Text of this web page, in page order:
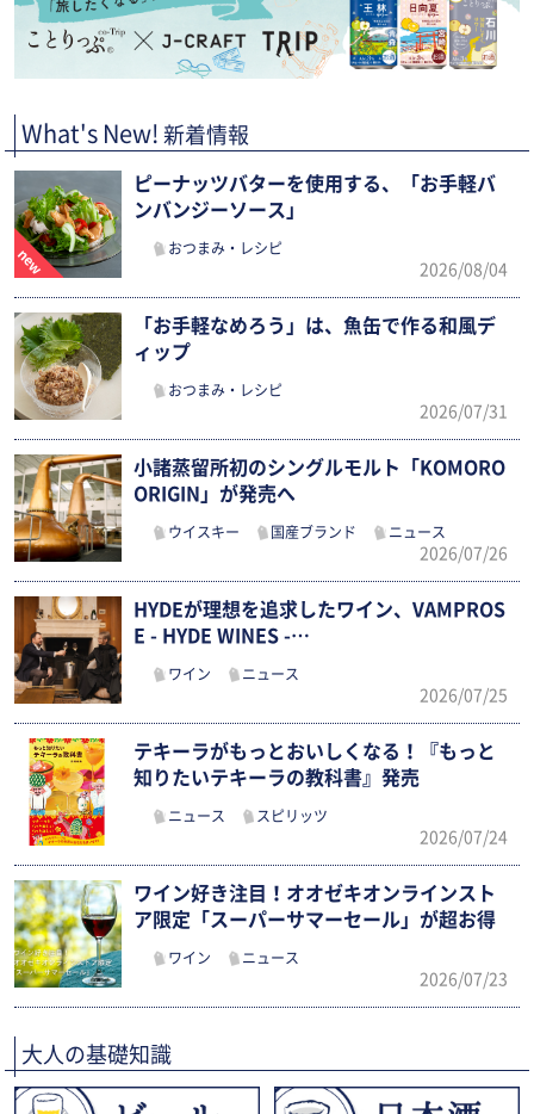
What's New! 新着情報
ピーナッツバターを使用する、「お手軽バ
ンバンジーソース」
おつまみ・レシピ
2026/08/04
「お手軽なめろう」は、魚缶で作る和風デ
ィップ
おつまみ・レシピ
2026/07/31
小諸蒸留所初のシングルモルト「KOMORO
ORIGIN」が発売へ
ウイスキー 国産ブランド ニュース
2026/07/26
HYDEが理想を追求したワイン、VAMPROS
E - HYDE WINES -…
ワイン ニュース
2026/07/25
テキーラがもっとおいしくなる！『もっと
知りたいテキーラの教科書』発売
ニュース スピリッツ
2026/07/24
ワイン好き注目！オオゼキオンラインスト
ア限定「スーパーサマーセール」が超お得
ワイン ニュース
2026/07/23
大人の基礎知識